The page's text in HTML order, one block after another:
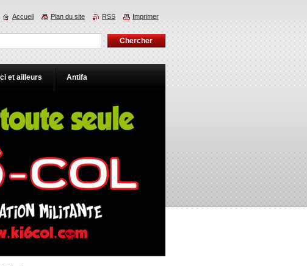
Ici et ailleurs Antifa
Accueil Plan du site RSS Imprimer